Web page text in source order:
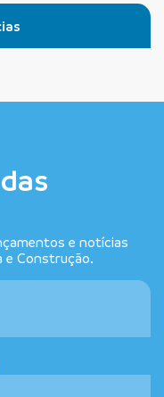
e notícias
e Construção.